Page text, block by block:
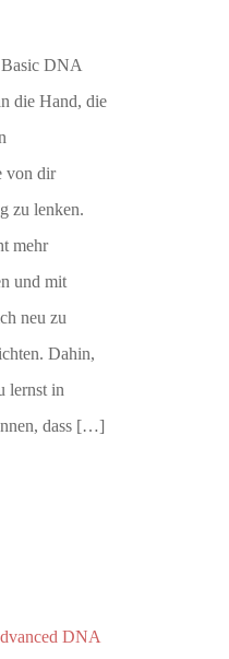
DNA
die Hand, die
von dir
zu lenken.
mehr
und mit
neu zu
Dahin,
lernst in
dass […]